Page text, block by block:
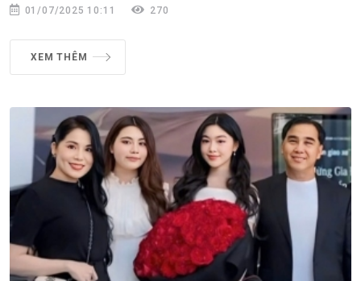
01/07/2025 10:11 270
XEM THÊM